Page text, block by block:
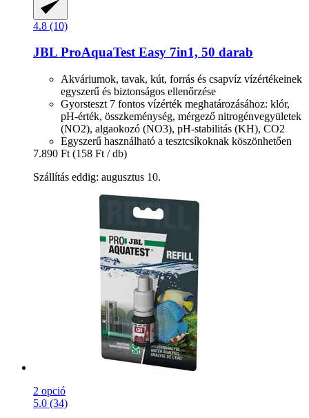
4.8 (10)
JBL ProAquaTest Easy 7in1, 50 darab
Akváriumok, tavak, kút, forrás és csapvíz vízértékeinek
egyszerű és biztonságos ellenőrzése
Gyorsteszt 7 fontos vízérték meghatározásához: klór,
pH-érték, összkeménység, mérgező nitrogénvegyületek
(NO2), algaokozó (NO3), pH-stabilitás (KH), CO2
Egyszerű használható a tesztcsíkoknak köszönhetően
7.890 Ft (158 Ft / db)
Szállítás eddig: augusztus 10.
2 opció
5.0 (34)